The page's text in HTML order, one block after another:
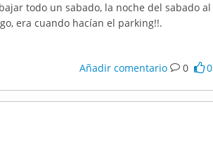
todo un sabado, la noche del sabado al
era cuando hacían el parking!!.
Añadir comentario 0 0